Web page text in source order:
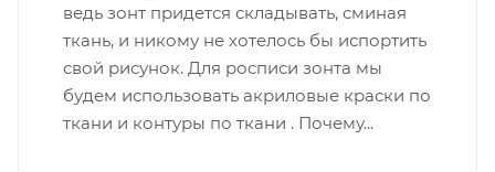
ведь зонт придется складывать, сминая
ткань, и никому не хотелось бы испортить
свой рисунок. Для росписи зонта мы
будем использовать акриловые краски по
ткани и контуры по ткани . Почему...